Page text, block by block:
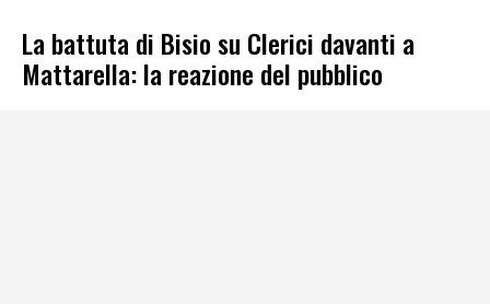
La battuta di Bisio su Clerici davanti a
Mattarella: la reazione del pubblico